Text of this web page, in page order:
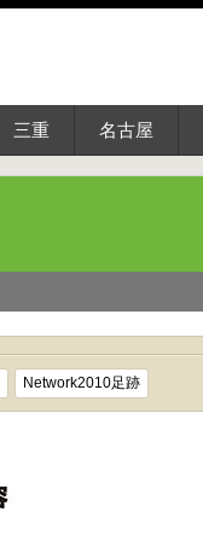
三重 名古屋
Network2010足跡